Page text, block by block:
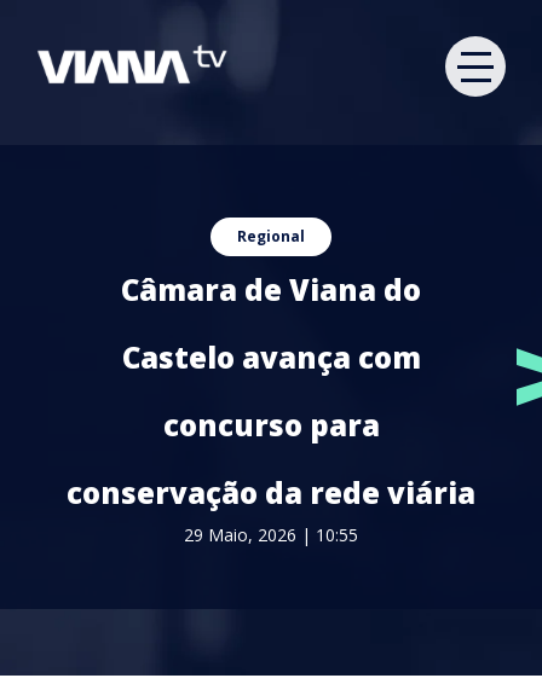
Regional
Câmara de Viana do
Castelo avança com
concurso para
conservação da rede viária
29 Maio, 2026 | 10:55